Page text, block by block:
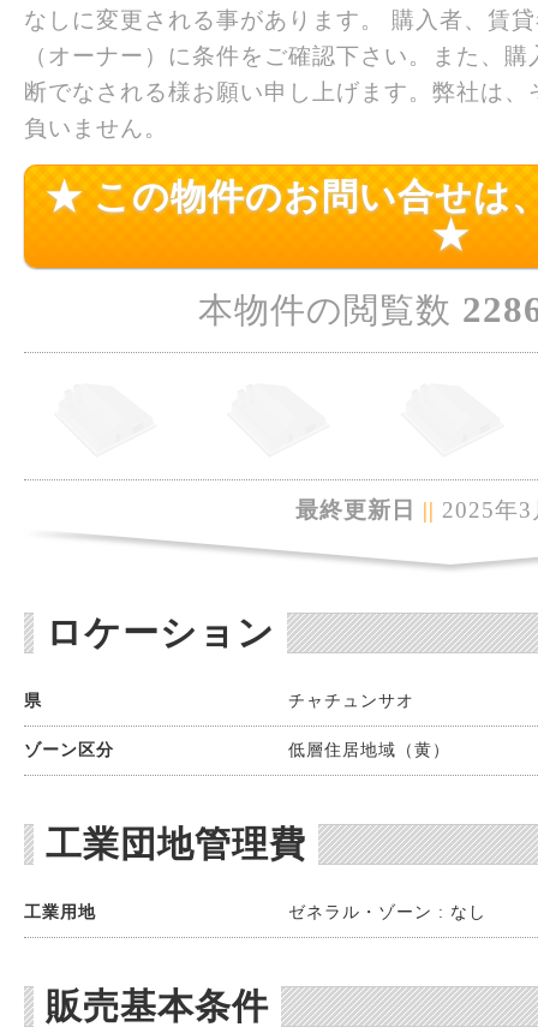
なしに変更される事があります。 購入者、賃
（オーナー）に条件をご確認下さい。また、
断でなされる様お願い申し上げます。弊社は
負いません。
★ この物件のお問い合せは
★
本物件の閲覧数
最終更新日 || 2025年
ロケーション
県 チャチュンサオ
ゾーン区分 低層住居地域（黄）
工業団地管理費
工業用地 ゼネラル・ゾーン : なし
販売基本条件